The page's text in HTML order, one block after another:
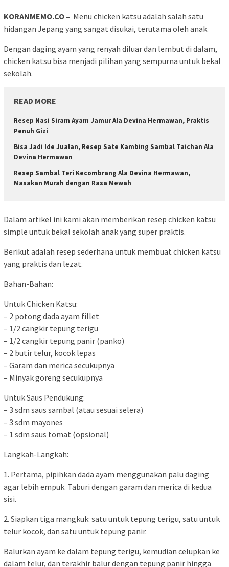
KORANMEMO.CO – Menu chicken katsu adalah salah satu
hidangan Jepang yang sangat disukai, terutama oleh anak.
Dengan daging ayam yang renyah diluar dan lembut di dalam,
chicken katsu bisa menjadi pilihan yang sempurna untuk bekal
sekolah.
READ MORE
Resep Nasi Siram Ayam Jamur Ala Devina Hermawan, Praktis
Penuh Gizi
Bisa Jadi Ide Jualan, Resep Sate Kambing Sambal Taichan Ala
Devina Hermawan
Resep Sambal Teri Kecombrang Ala Devina Hermawan,
Masakan Murah dengan Rasa Mewah
Dalam artikel ini kami akan memberikan resep chicken katsu
simple untuk bekal sekolah anak yang super praktis.
Berikut adalah resep sederhana untuk membuat chicken katsu
yang praktis dan lezat.
Bahan-Bahan:
Untuk Chicken Katsu:
– 2 potong dada ayam fillet
– 1/2 cangkir tepung terigu
– 1/2 cangkir tepung panir (panko)
– 2 butir telur, kocok lepas
– Garam dan merica secukupnya
– Minyak goreng secukupnya
Untuk Saus Pendukung:
– 3 sdm saus sambal (atau sesuai selera)
– 3 sdm mayones
– 1 sdm saus tomat (opsional)
Langkah-Langkah:
1. Pertama, pipihkan dada ayam menggunakan palu daging
agar lebih empuk. Taburi dengan garam dan merica di kedua
sisi.
2. Siapkan tiga mangkuk: satu untuk tepung terigu, satu untuk
telur kocok, dan satu untuk tepung panir.
Balurkan ayam ke dalam tepung terigu, kemudian celupkan ke
dalam telur, dan terakhir balur dengan tepung panir hingga